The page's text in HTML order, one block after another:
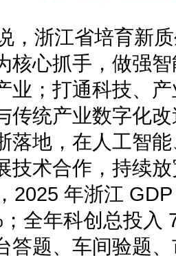
浙江省培育新质
核心抓手，做强
业；打通科技、
传统产业数字化
落地，在人工智
技术合作，持续
年浙江
全年科创总投入
答题、车间验题